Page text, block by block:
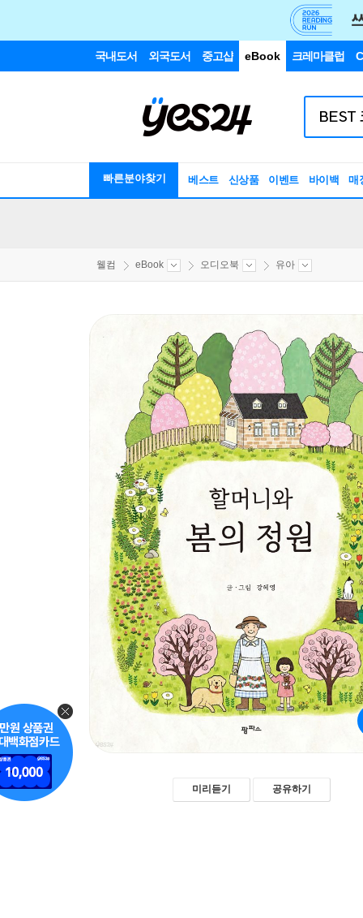
국내도서 외국도서 중고샵 eBook 크레마클럽
빠른분야찾기 베스트 신상품 이벤트 바이백 매
웰컴 eBook 오디오북 유아
미리듣기 공유하기